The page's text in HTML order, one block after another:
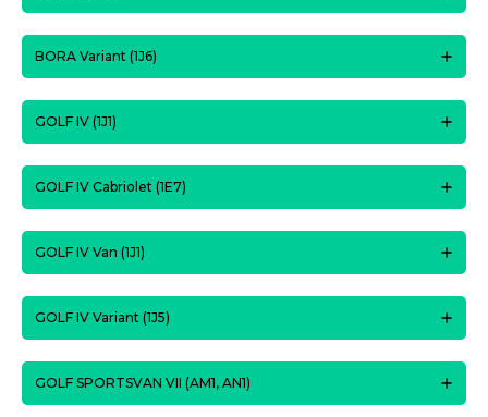
BORA Variant (1J6)
GOLF IV (1J1)
GOLF IV Cabriolet (1E7)
GOLF IV Van (1J1)
GOLF IV Variant (1J5)
GOLF SPORTSVAN VII (AM1, AN1)